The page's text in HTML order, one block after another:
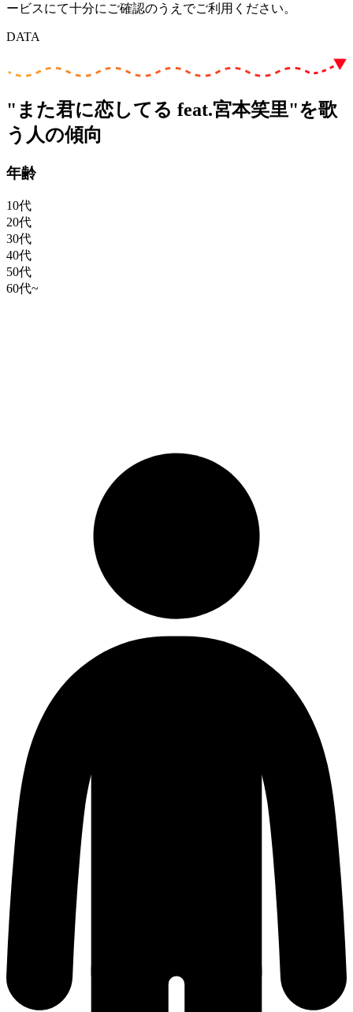
ービスにて十分にご確認のうえでご利用ください。
DATA
"また君に恋してる feat.宮本笑里"を歌
う人の傾向
年齢
10代
20代
30代
40代
50代
60代~